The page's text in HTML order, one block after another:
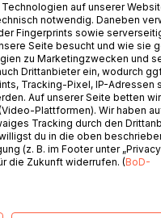
hat über die Begriffe
neuen
im Hinblick auf
AUTOR/IN
auf unserer
notwendig. Daneben
Fingerprints sowie
Seite besucht und wie sie
zu Marketingzwecken und
Drittanbieter ein, wodurch
Tracking-Pixel, IP-Adressen
Auf unserer Seite betten
Plattformen). Wir haben
Tracking durch den
du in die oben
(z. B. im Footer unter
die Zukunft widerrufen. (BoD-